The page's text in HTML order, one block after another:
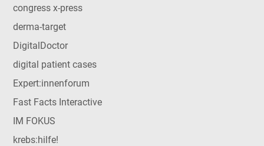
congress x-press
derma-target
DigitalDoctor
digital patient cases
Expert:innenforum
Fast Facts Interactive
IM FOKUS
krebs:hilfe!